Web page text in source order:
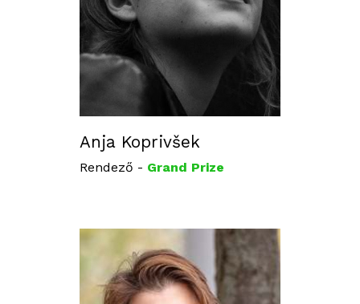
Anja Koprivšek
Rendező - Grand Prize